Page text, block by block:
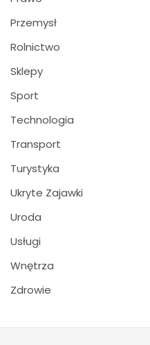
Przemysł
Rolnictwo
Sklepy
Sport
Technologia
Transport
Turystyka
Ukryte Zajawki
Uroda
Usługi
Wnętrza
Zdrowie